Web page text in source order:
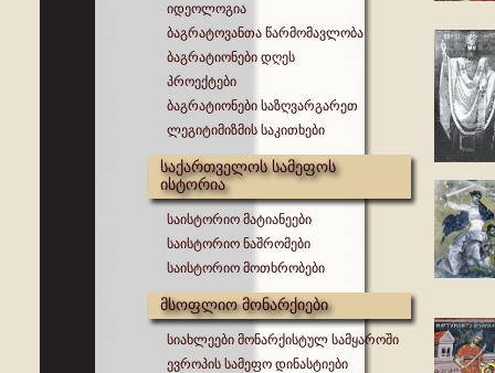
იდეოლოგია
ბაგრატოვანთა წარმომავლობა
ბაგრატიონები დღეს
პროექტები
ბაგრატიონები საზღვარგარეთ
ლეგიტიმიზმის საკითხები
საქართველოს სამეფოს
ისტორია
საისტორიო მატიანეები
საისტორიო ნაშრომები
საისტორიო მოთხრობები
მსოფლიო მონარქიები
სიახლეები მონარქისტულ სამყაროში
ევროპის სამეფო დინასტიები